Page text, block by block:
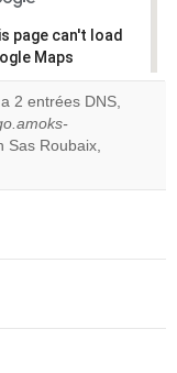
page can't load
Maps
you
this
2 entrées DNS,
Sas Roubaix,